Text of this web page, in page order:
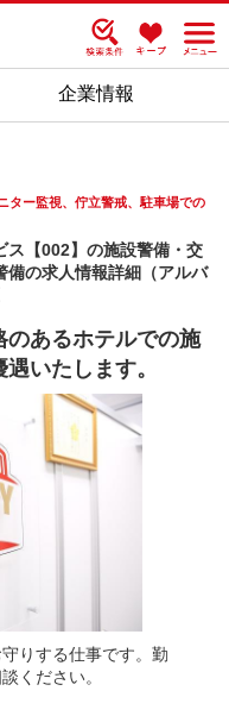
企業情報
ター監視、佇立警戒、駐車場での
ス【002】の施設警備・交
備の求人情報詳細（アルバ
のあるホテルでの施
いたします。
りする仕事です。勤
ください。